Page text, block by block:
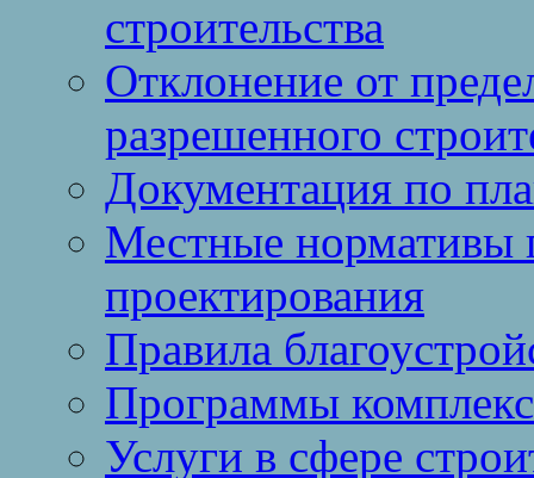
строительства
Отклонение от
разрешенного
Документация по
Местные нормативы
проектирования
Правила
Программы
Услуги в сфере